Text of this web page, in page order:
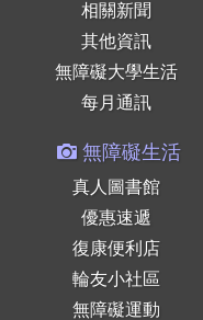
相關新聞
其他資訊
無障礙大學生活
每月通訊
無障礙生活
真人圖書館
優惠速遞
復康便利店
輪友小社區
無障礙運動